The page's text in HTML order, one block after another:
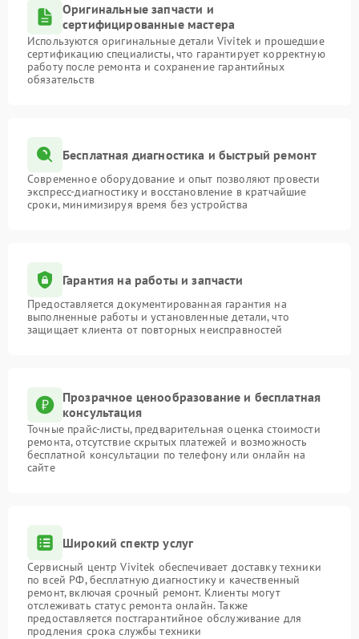
Оригинальные запчасти и
сертифицированные мастера
Используются оригинальные детали Vivitek и прошедшие
сертификацию специалисты, что гарантирует корректную
работу после ремонта и сохранение гарантийных
обязательств
Бесплатная диагностика и быстрый ремонт
Современное оборудование и опыт позволяют провести
экспресс-диагностику и восстановление в кратчайшие
сроки, минимизируя время без устройства
Гарантия на работы и запчасти
Предоставляется документированная гарантия на
выполненные работы и установленные детали, что
защищает клиента от повторных неисправностей
Прозрачное ценообразование и бесплатная
консультация
Точные прайс-листы, предварительная оценка стоимости
ремонта, отсутствие скрытых платежей и возможность
бесплатной консультации по телефону или онлайн на
сайте
Широкий спектр услуг
Сервисный центр Vivitek обеспечивает доставку техники
по всей РФ, бесплатную диагностику и качественный
ремонт, включая срочный ремонт. Клиенты могут
отслеживать статус ремонта онлайн. Также
предоставляется постгарантийное обслуживание для
продления срока службы техники